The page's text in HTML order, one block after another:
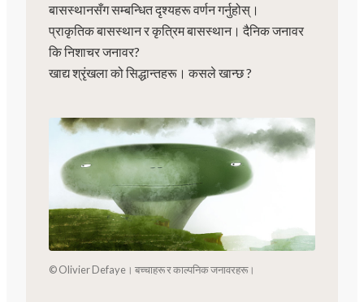
बासस्थानसँग सम्बन्धित दृश्यहरू वर्णन गर्नुहोस्।
प्राकृतिक बासस्थान र कृत्रिम बासस्थान। दैनिक जनावर
कि निशाचर जनावर?
खाद्य श्रृंखला को सिद्धान्तहरू। कसले खान्छ ?
© Olivier Defaye। बच्चाहरू र काल्पनिक जनावरहरू।